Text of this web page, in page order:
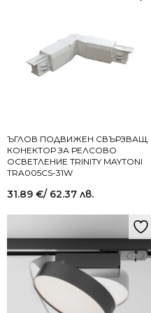
ЪГЛОВ ПОДВИЖЕН СВЪРЗВАЩ
КОНЕКТОР ЗА РЕЛСОВО
ОСВЕТЛЕНИЕ TRINITY MAYTONI
TRA005CS-31W
31.89 €/ 62.37 лв.